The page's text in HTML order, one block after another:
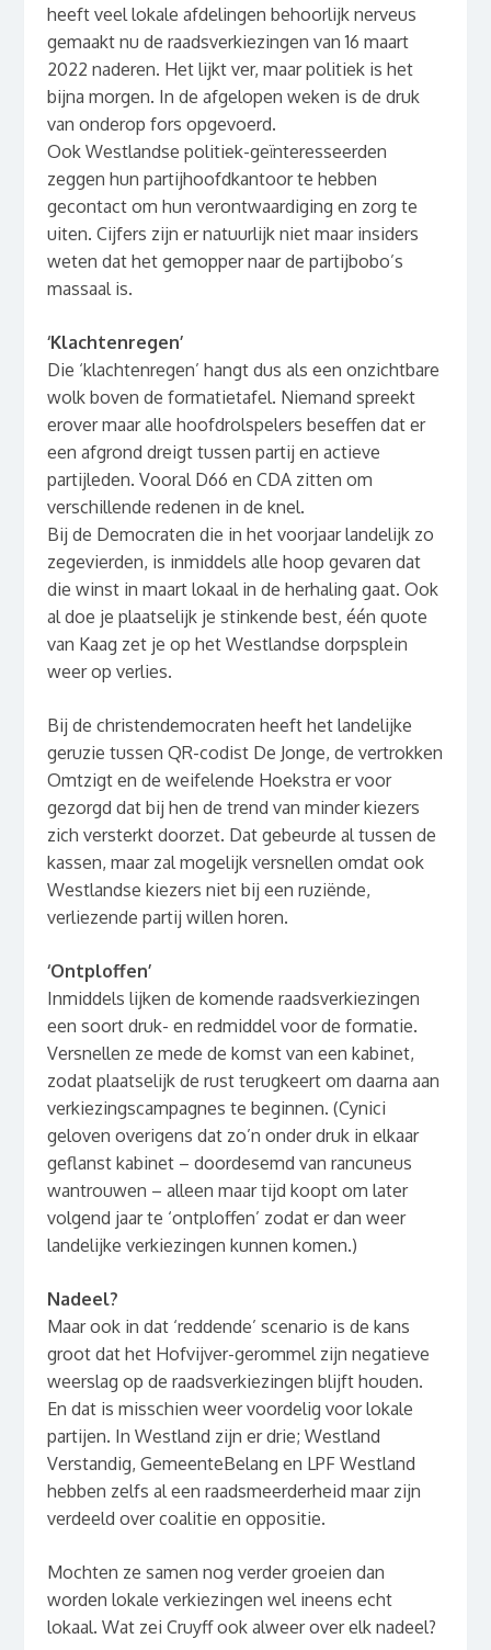
heeft veel lokale afdelingen behoorlijk nerveus
gemaakt nu de raadsverkiezingen van 16 maart
2022 naderen. Het lijkt ver, maar politiek is het
bijna morgen. In de afgelopen weken is de druk
van onderop fors opgevoerd.
Ook Westlandse politiek-geïnteresseerden
zeggen hun partijhoofdkantoor te hebben
gecontact om hun verontwaardiging en zorg te
uiten. Cijfers zijn er natuurlijk niet maar insiders
weten dat het gemopper naar de partijbobo’s
massaal is.
‘Klachtenregen’
Die ‘klachtenregen’ hangt dus als een onzichtbare
wolk boven de formatietafel. Niemand spreekt
erover maar alle hoofdrolspelers beseffen dat er
een afgrond dreigt tussen partij en actieve
partijleden. Vooral D66 en CDA zitten om
verschillende redenen in de knel.
Bij de Democraten die in het voorjaar landelijk zo
zegevierden, is inmiddels alle hoop gevaren dat
die winst in maart lokaal in de herhaling gaat. Ook
al doe je plaatselijk je stinkende best, één quote
van Kaag zet je op het Westlandse dorpsplein
weer op verlies.
Bij de christendemocraten heeft het landelijke
geruzie tussen QR-codist De Jonge, de vertrokken
Omtzigt en de weifelende Hoekstra er voor
gezorgd dat bij hen de trend van minder kiezers
zich versterkt doorzet. Dat gebeurde al tussen de
kassen, maar zal mogelijk versnellen omdat ook
Westlandse kiezers niet bij een ruziënde,
verliezende partij willen horen.
‘Ontploffen’
Inmiddels lijken de komende raadsverkiezingen
een soort druk- en redmiddel voor de formatie.
Versnellen ze mede de komst van een kabinet,
zodat plaatselijk de rust terugkeert om daarna aan
verkiezingscampagnes te beginnen. (Cynici
geloven overigens dat zo’n onder druk in elkaar
geflanst kabinet – doordesemd van rancuneus
wantrouwen – alleen maar tijd koopt om later
volgend jaar te ‘ontploffen’ zodat er dan weer
landelijke verkiezingen kunnen komen.)
Nadeel?
Maar ook in dat ‘reddende’ scenario is de kans
groot dat het Hofvijver-gerommel zijn negatieve
weerslag op de raadsverkiezingen blijft houden.
En dat is misschien weer voordelig voor lokale
partijen. In Westland zijn er drie; Westland
Verstandig, GemeenteBelang en LPF Westland
hebben zelfs al een raadsmeerderheid maar zijn
verdeeld over coalitie en oppositie.
Mochten ze samen nog verder groeien dan
worden lokale verkiezingen wel ineens echt
lokaal. Wat zei Cruyff ook alweer over elk nadeel?